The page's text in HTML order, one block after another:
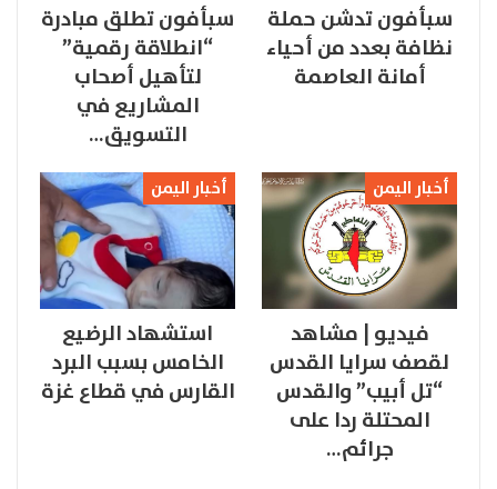
سبأفون تدشن حملة
نظافة بعدد من أحياء
أمانة العاصمة
سبأفون تطلق مبادرة
“انطلاقة رقمية”
لتأهيل أصحاب
المشاريع في
التسويق…
أخبار اليمن
فيديو | مشاهد
لقصف سرايا القدس
“تل أبيب” والقدس
المحتلة ردا على
جرائم…
أخبار اليمن
استشهاد الرضيع
الخامس بسبب البرد
القارس في قطاع غزة